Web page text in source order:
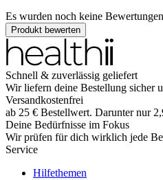
Es wurden noch keine
Produkt bewerten
Schnell & zuverlässig geliefert
Wir liefern deine Bestellung sicher
Versandkostenfrei
ab 25 € Bestellwert. Darunter nur
Deine Bedürfnisse im Fokus
Wir prüfen für dich wirklich jede
Service
Hilfethemen